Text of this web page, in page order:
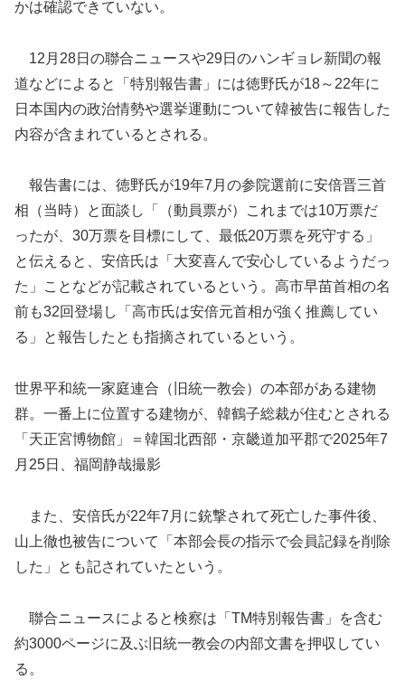
かは確認できていない。
12月28日の聯合ニュースや29日のハンギョレ新聞の報
道などによると「特別報告書」には徳野氏が18～22年に
日本国内の政治情勢や選挙運動について韓被告に報告した
内容が含まれているとされる。
報告書には、徳野氏が19年7月の参院選前に安倍晋三首
相（当時）と面談し「（動員票が）これまでは10万票だ
ったが、30万票を目標にして、最低20万票を死守する」
と伝えると、安倍氏は「大変喜んで安心しているようだっ
た」ことなどが記載されているという。高市早苗首相の名
前も32回登場し「高市氏は安倍元首相が強く推薦してい
る」と報告したとも指摘されているという。
世界平和統一家庭連合（旧統一教会）の本部がある建物
群。一番上に位置する建物が、韓鶴子総裁が住むとされる
「天正宮博物館」＝韓国北西部・京畿道加平郡で2025年7
月25日、福岡静哉撮影
また、安倍氏が22年7月に銃撃されて死亡した事件後、
山上徹也被告について「本部会長の指示で会員記録を削除
した」とも記されていたという。
聯合ニュースによると検察は「TM特別報告書」を含む
約3000ページに及ぶ旧統一教会の内部文書を押収してい
る。